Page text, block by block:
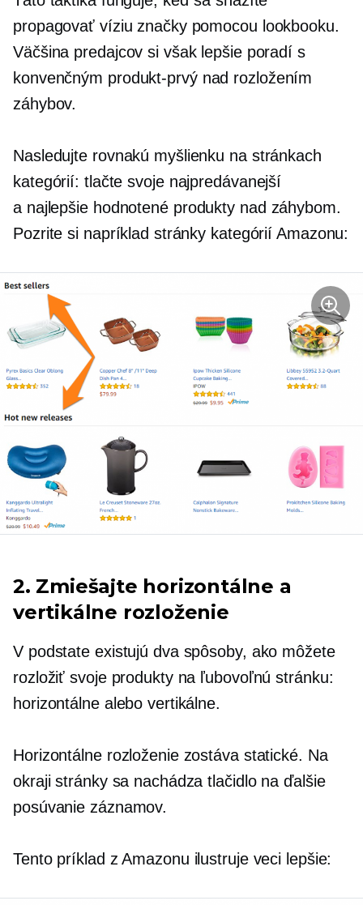
propagovať víziu značky pomocou lookbooku.
Väčšina predajcov si však lepšie poradí s
konvenčným produkt-prvýnad rozložením
záhybov.
Nasledujte rovnakú myšlienku na stránkach
kategórií: tlačte svoje najpredávanejší
a najlepšie hodnotenéprodukty nad záhybom.
Pozrite si napríklad stránky kategórií Amazonu:
2. Zmiešajte horizontálne a
vertikálne rozloženie
V podstate existujú dva spôsoby, ako môžete
rozložiť svoje produkty na ľubovoľnú stránku:
horizontálne alebo vertikálne.
Horizontálne rozloženie zostáva statické. Na
okraji stránky sa nachádza tlačidlo na ďalšie
posúvanie záznamov.
Tento príklad z Amazonu ilustruje veci lepšie: